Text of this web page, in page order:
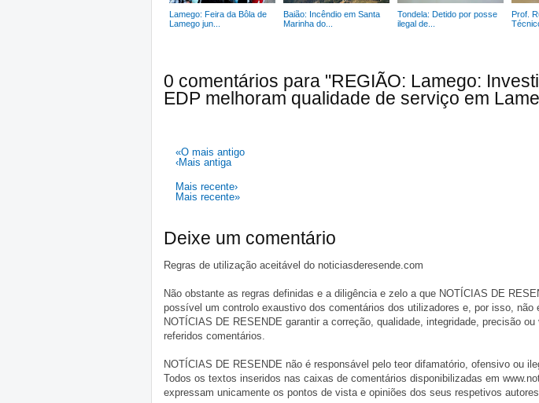
Lamego: Feira da Bôla de
Lamego jun...
Baião: Incêndio em Santa
Marinha do...
Tondela: Detido por posse
ilegal de...
Prof.
0 comentários para "REGIÃO: Lamego:
EDP melhoram qualidade de serviço em
«O mais antigo
‹Mais antiga
Mais recente›
Mais recente»
Deixe um comentário
Regras de utilização aceitável do noticiasderesende.com
Não obstante as regras definidas e a diligência e zelo a que NOTÍCIAS DE
possível um controlo exaustivo dos comentários dos utilizadores e, por isso, não
NOTÍCIAS DE RESENDE garantir a correção, qualidade, integridade, precisão ou
referidos comentários.
NOTÍCIAS DE RESENDE não é responsável pelo teor difamatório, ofensivo ou
Todos os textos inseridos nas caixas de comentários disponibilizadas em
expressam unicamente os pontos de vista e opiniões dos seus respetivos